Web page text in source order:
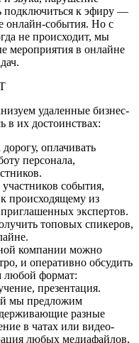
подключиться к эфиру —
онлайн-события. Но с
не происходит, мы
мероприятия в онлайне
удаленные бизнес-
в их достоинствах:
оплачивать
персонала,
события,
происходящему из
экспертов.
топовых спикеров,
компании можно
и оперативно обсудить
любой формат:
презентация.
мы предложим
разные
в чатах или видео-
любых медиафайлов,